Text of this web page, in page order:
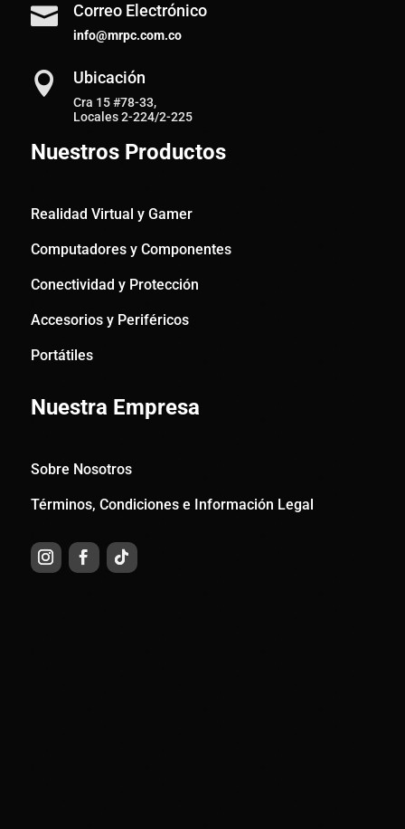
 Correo Electrónico
info@mrpc.com.co
 Ubicación
Cra 15 #78-33,
Locales 2-224/2-225
Nuestros Productos
Realidad Virtual y Gamer
Computadores y Componentes
Conectividad y Protección
Accesorios y Periféricos
Portátiles
Nuestra Empresa
Sobre Nosotros
Términos, Condiciones e Información Legal